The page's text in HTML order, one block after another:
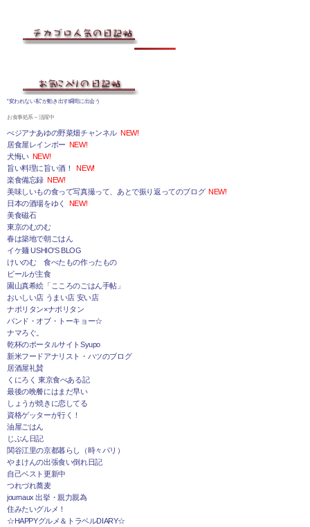
“変われない私”が動き出す瞬間に出会う
お食事処系～活躍中
べジアナあゆの野菜畑チャンネル NEW!
居食屋レインボー NEW!
犬悔い NEW!
旨い料理に旨い酒！
NEW!
楽食備忘録 NEW!
美味しいもの食って写真撮って、あとで振り返ってのブログ NEW!
日本の酒場をゆく
NEW!
美食磁石
東京のむのむ
春は築地で朝ごはん
イケ麺 USHIO'S BLOG
けいのむ 食べたもの作ったもの
ビールが主食
園山真希絵「こころのごはん手帖」
おいしい店 うまい店 安い店
ナポリタン×ナポリタン
バンド・オブ・トーキョー☆
ナマろぐ。
乾杯のポータルサイトSyupo
新米フードアナリスト・ハツのブログ
居酒屋礼賛
くにろく 東京食べある記
最後の晩餐にはまだ早い
しょうが焼きに恋してる
資格ゲッターが行く！
油屋ごはん
じぶん日記
関谷江里の京都暮らし（時々パリ）
やまけんの出張食い倒れ日記
自己ベスト更新中
つれづれ蕎麦
journaux 出挙・親力親為
住みたいグルメ！
☆HAPPYグルメ＆トラベルDIARY☆